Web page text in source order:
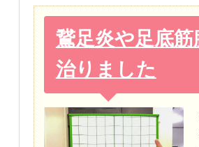
鵞足炎や足底
治りました